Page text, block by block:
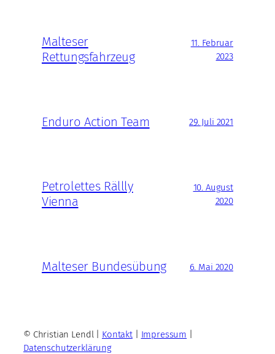
Malteser
Rettungsfahrzeug
11. Februar
2023
Enduro Action Team 29. Juli 2021
Petrolettes Rällly
Vienna
10. August
2020
Malteser Bundesübung 6. Mai 2020
© Christian Lendl | Kontakt| Impressum
Datenschutzerklärung